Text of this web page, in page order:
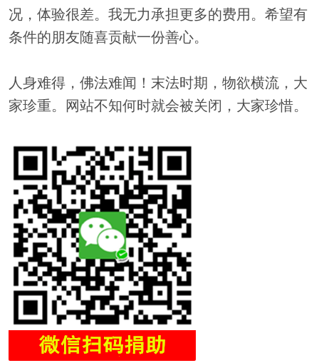
况，体验很差。我无力承担更多的费用。希望有
条件的朋友随喜贡献一份善心。
人身难得，佛法难闻！末法时期，物欲横流，大
家珍重。网站不知何时就会被关闭，大家珍惜。